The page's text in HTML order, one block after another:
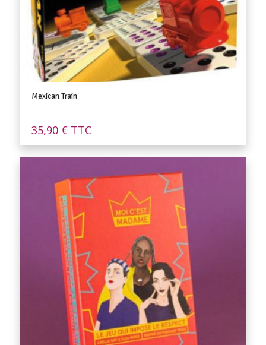
Mexican Train
35,90 € TTC